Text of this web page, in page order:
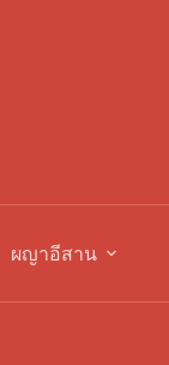
ผญาอีสาน